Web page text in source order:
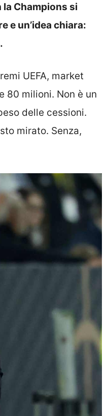
la Champions si
e un’idea chiara:
UEFA, market
80 milioni. Non è un
delle cessioni.
mirato. Senza,